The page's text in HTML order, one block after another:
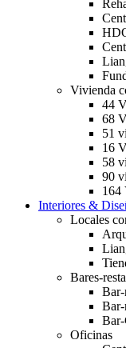
Vivienda
44
68
51
16
58
90
164
Interiores &
Locales
Bares-
Bar-
Oficinas